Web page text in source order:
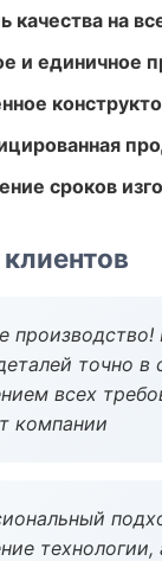
качества на
и единичное
сроков
производство!
точно в
всех
компании
технологии,